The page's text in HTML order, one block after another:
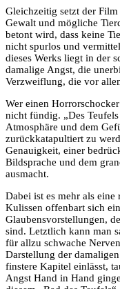
Gleichzeitig setzt der
Gewalt und mögliche
betont wird, dass keine
nicht spurlos und
dieses Werks liegt in der
damalige Angst, die
Verzweiflung, die vor
Wer einen
nicht fündig. „Des
Atmosphäre und dem
zurückkatapultiert zu
Genauigkeit, einer
Bildsprache und dem
ausmacht.
Dabei ist es mehr als
Kulissen offenbart sich
Glaubensvorstellungen,
sind. Letztlich kann man
für allzu schwache
Darstellung der
finstere Kapitel einlässt,
Angst Hand in Hand